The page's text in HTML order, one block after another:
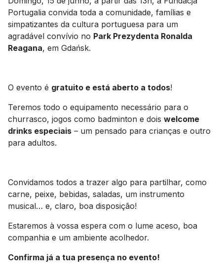
Portugalia convida toda a comunidade, famílias e
simpatizantes da cultura portuguesa para um
agradável convívio no Park Prezydenta Ronalda
Reagana, em Gdańsk.
O evento é gratuito e está aberto a todos!
Teremos todo o equipamento necessário para o
churrasco, jogos como badminton e dois welcome
drinks especiais – um pensado para crianças e outro
para adultos.
Convidamos todos a trazer algo para partilhar, como
carne, peixe, bebidas, saladas, um instrumento
musical… e, claro, boa disposição!
Estaremos à vossa espera com o lume aceso, boa
companhia e um ambiente acolhedor.
Confirma já a tua presença no evento!